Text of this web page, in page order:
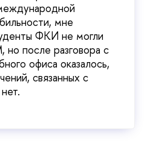
мне
ФКИ не могли
но после разговора с
офиса оказалось,
связанных с